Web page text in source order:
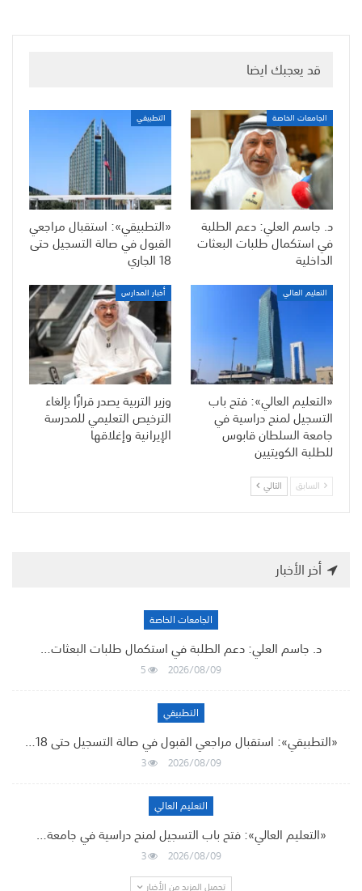
قد يعجبك ايضا
الجامعات الخاصة
د. جاسم العلي: دعم الطلبة
في استكمال طلبات البعثات
الداخلية
التطبيقي
«التطبيقي»: استقبال مراجعي
القبول في صالة التسجيل حتى
18 الجاري
التعليم العالي
«التعليم العالي»: فتح باب
التسجيل لمنح دراسية في
جامعة السلطان قابوس
للطلبة الكويتيين
أخبار المدارس
وزير التربية يصدر قرارًا بإلغاء
الترخيص التعليمي للمدرسة
الإيرانية وإغلاقها
السابق التالي
أخر الأخبار
الجامعات الخاصة
د. جاسم العلي: دعم الطلبة في استكمال طلبات البعثات…
2026/08/09
5
التطبيقي
«التطبيقي»: استقبال مراجعي القبول في صالة التسجيل حتى 18…
2026/08/09
3
التعليم العالي
«التعليم العالي»: فتح باب التسجيل لمنح دراسية في جامعة…
2026/08/09
3